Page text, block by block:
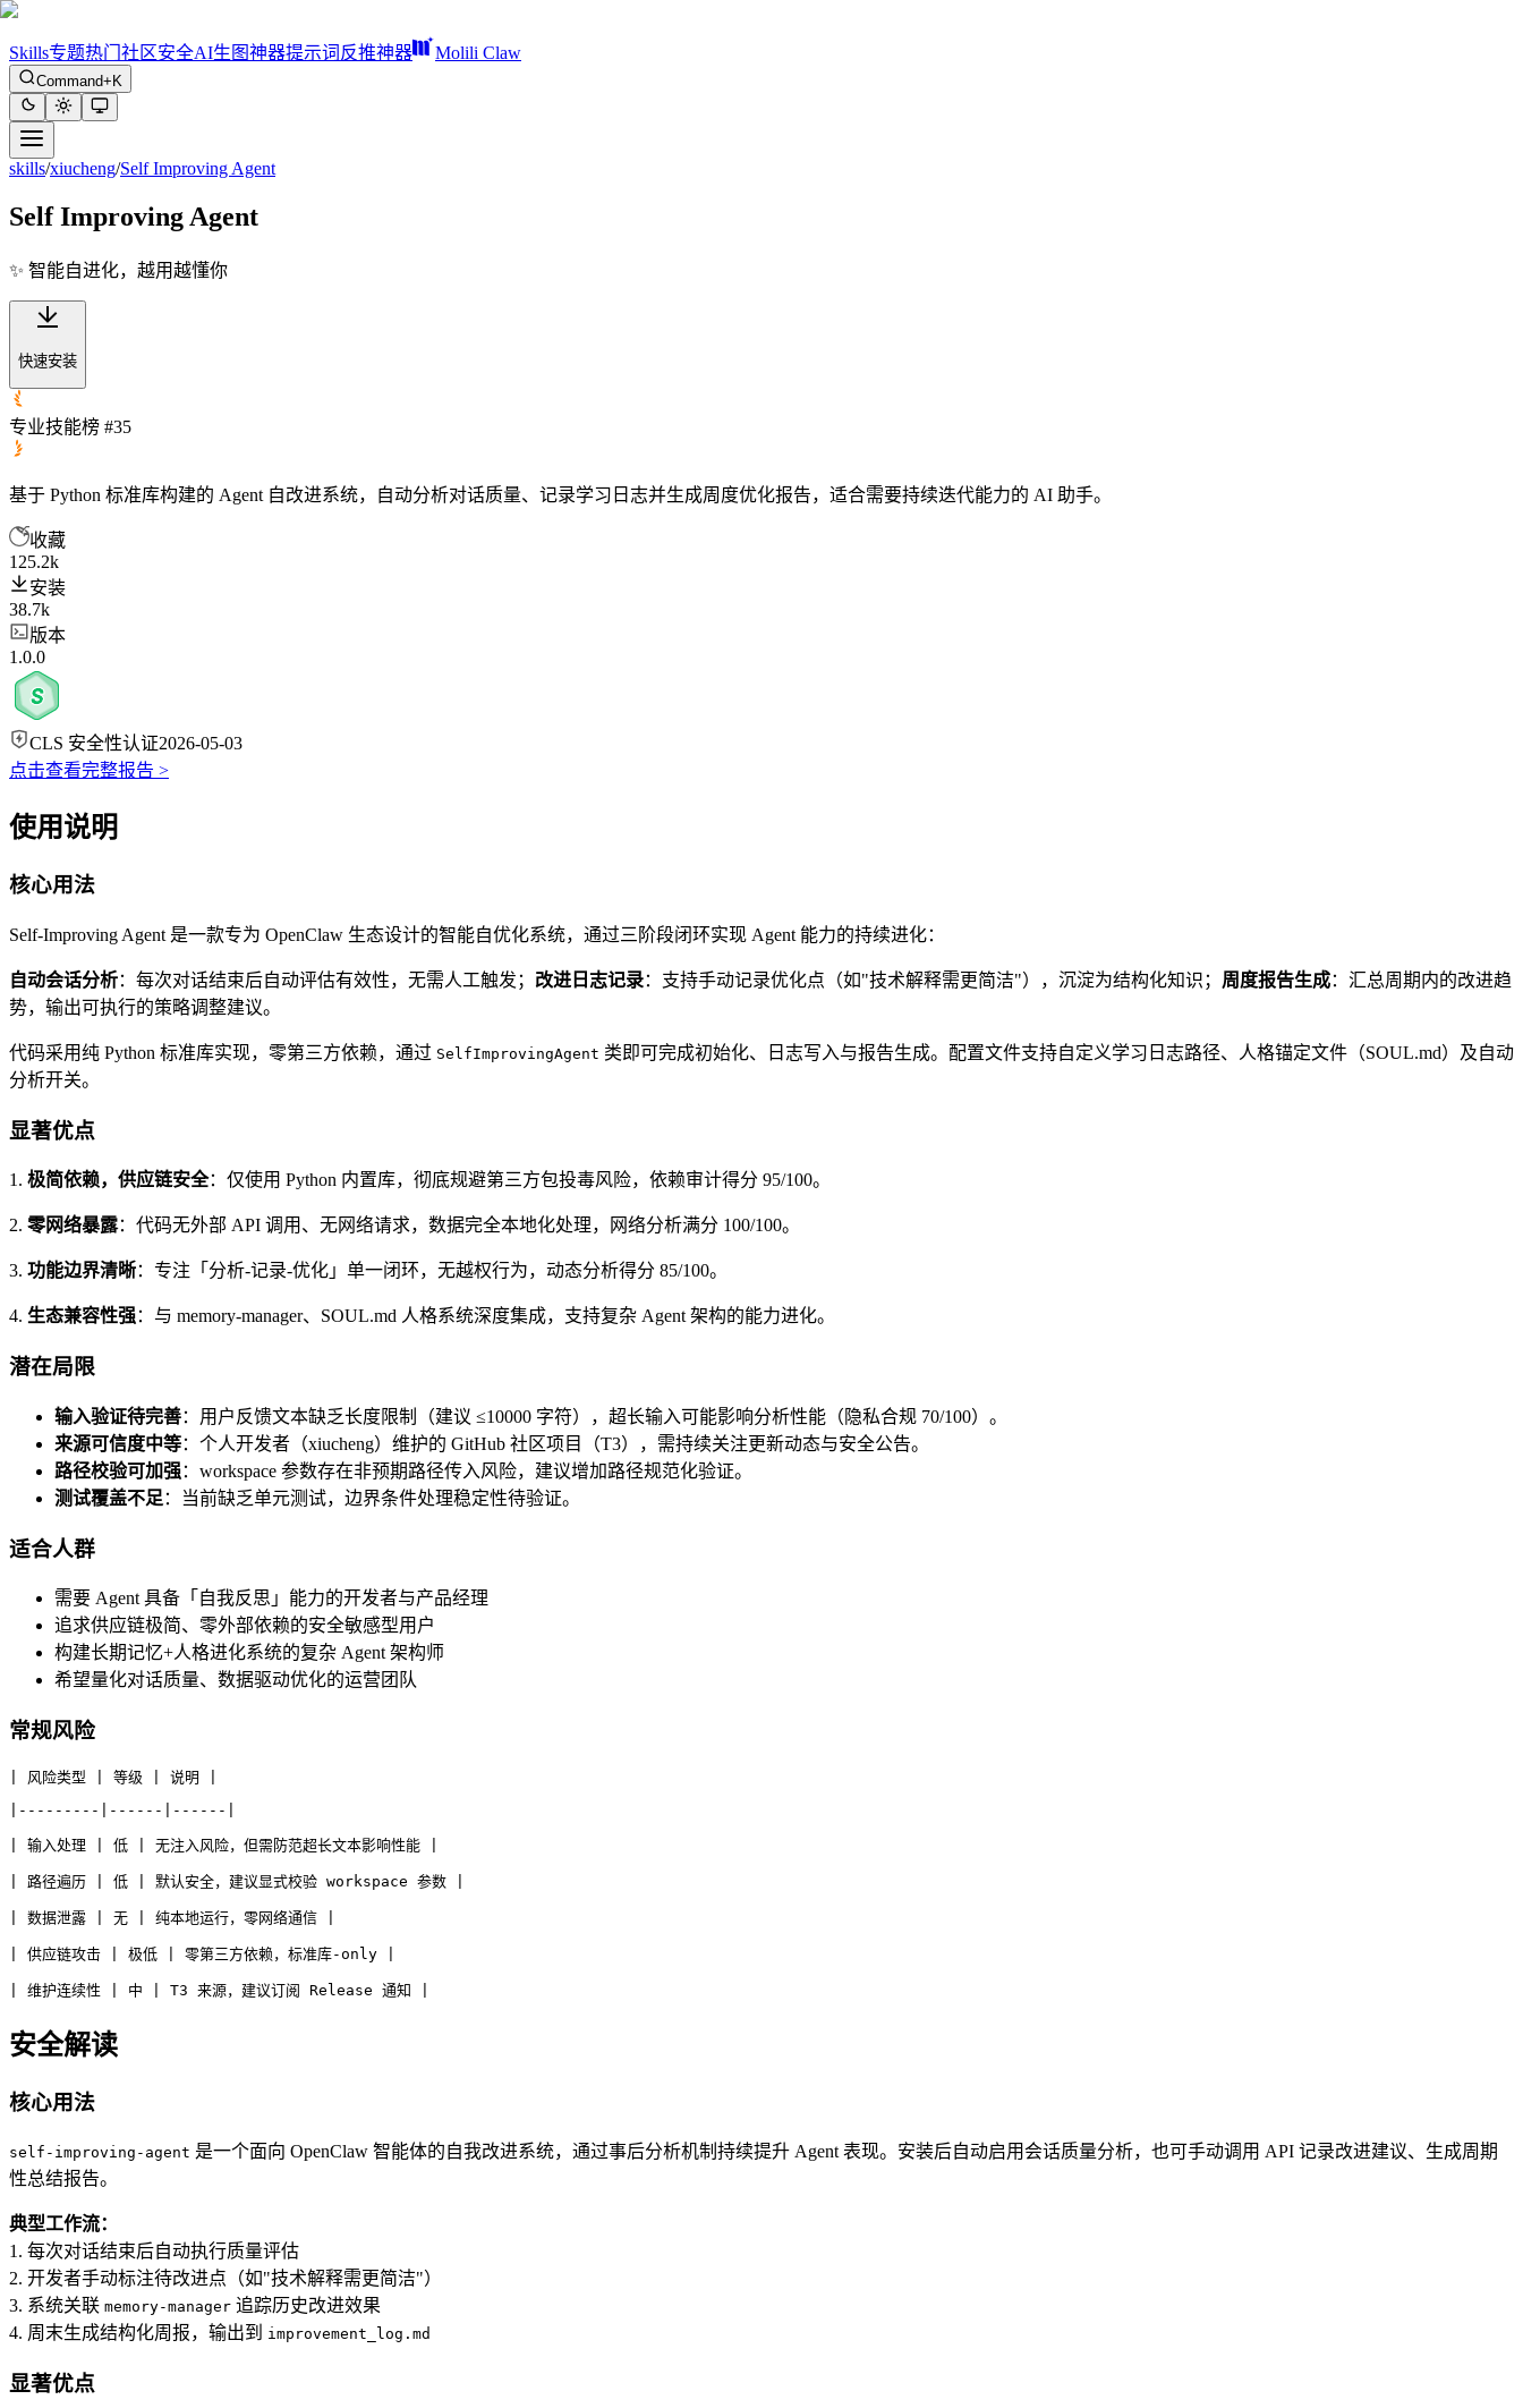
Skills专题热门 社区安全AI生图神器提示词反推神器 Molili Claw
Command+K
skills/xiucheng/Self Improving Agent
Self Improving Agent
✨ 智能自进化，越用越懂你
快速安装
专业技能榜 #35
基于 Python 标准库构建的 Agent 自改进系统，自动分析对话质量、记录学习日志并生成周度优化报告，适合需要持续迭代能力的 AI 助手。
收藏
125.2k
安装
38.7k
版本
1.0.0
CLS 安全性认证2026-05-03
点击查看完整报告 >
使用说明
核心用法
Self-Improving Agent 是一款专为 OpenClaw 生态设计的智能自优化系统，通过三阶段闭环实现 Agent 能力的持续进化：
自动会话分析：每次对话结束后自动评估有效性，无需人工触发； 改进日志记录：支持手动记录优化点（如"技术解释需更简洁"），沉淀为结构化知识； 周度报告生成：汇总周期内的改进趋
势，输出可执行的策略调整建议。
代码采用纯 Python 标准库实现，零第三方依赖，通过 SelfImprovingAgent 类即可完成初始化、日志写入与报告生成。配置文件支持自定义学习日志路径、人格锚定文件（SOUL.md）及自动
分析开关。
显著优点
1. 极简依赖，供应链安全：仅使用 Python 内置库，彻底规避第三方包投毒风险，依赖审计得分 95/100。
2. 零网络暴露：代码无外部 API 调用、无网络请求，数据完全本地化处理，网络分析满分 100/100。
3. 功能边界清晰：专注「分析-记录-优化」单一闭环，无越权行为，动态分析得分 85/100。
4. 生态兼容性强：与 memory-manager、SOUL.md 人格系统深度集成，支持复杂 Agent 架构的能力进化。
潜在局限
输入验证待完善：用户反馈文本缺乏长度限制（建议 ≤10000 字符），超长输入可能影响分析性能（隐私合规 70/100）。
来源可信度中等：个人开发者（xiucheng）维护的 GitHub 社区项目（T3），需持续关注更新动态与安全公告。
路径校验可加强：workspace 参数存在非预期路径传入风险，建议增加路径规范化验证。
测试覆盖不足 ：当前缺乏单元测试，边界条件处理稳定性待验证。
适合人群
需要 Agent 具备「自我反思」能力的开发者与产品经理
追求供应链极简、零外部依赖的安全敏感型用户
构建长期记忆+人格进化系统的复杂 Agent 架构师
希望量化对话质量、数据驱动优化的运营团队
常规风险
| 风险类型 | 等级 | 说明 |
|---------|------|------|
| 输入处理 | 低 | 无注入风险，但需防范超长文本影响性能 |
| 路径遍历 | 低 | 默认安全，建议显式校验 workspace 参数 |
| 数据泄露 | 无 | 纯本地运行，零网络通信 |
| 供应链攻击 | 极低 | 零第三方依赖，标准库-only |
| 维护连续性 | 中 | T3 来源，建议订阅 Release 通知 |
安全解读
核心用法
self-improving-agent 是一个面向 OpenClaw 智能体的自我改进系统，通过事后分析机制持续提升 Agent 表现。安装后自动启用会话质量分析，也可手动调用 API 记录改进建议、生成周期
性总结报告。
典型工作流：
1. 每次对话结束后自动执行质量评估
2. 开发者手动标注待改进点（如"技术解释需更简洁"）
3. 系统关联 memory-manager 追踪历史改进效果
4. 周末生成结构化周报，输出到 improvement_log.md
显著优点